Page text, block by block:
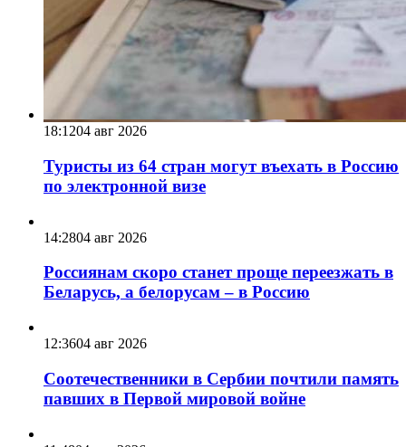
18:1204 авг 2026
Туристы из 64 стран могут въехать в Россию
по электронной визе
14:2804 авг 2026
Россиянам скоро станет проще переезжать в
Беларусь, а белорусам – в Россию
12:3604 авг 2026
Соотечественники в Сербии почтили память
павших в Первой мировой войне